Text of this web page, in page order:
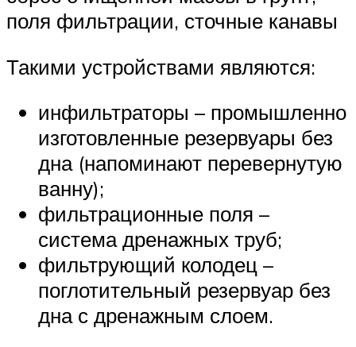
поля фильтрации, сточные канавы
Такими устройствами являются:
инфильтраторы – промышленно
изготовленные резервуары без
дна (напоминают перевернутую
ванну);
фильтрационные поля –
система дренажных труб;
фильтрующий колодец –
поглотительный резервуар без
дна с дренажным слоем.